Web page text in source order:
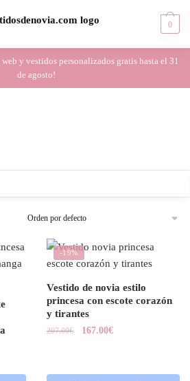
0
y vestidos personalizados gratis hasta el 31
de agosto!
-19%
Vestido de novia estilo
princesa con escote corazón
y tirantes
207.00€ 167.00€